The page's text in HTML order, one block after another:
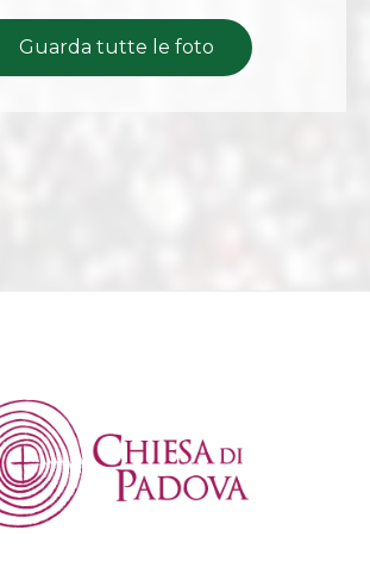
Guarda tutte le foto